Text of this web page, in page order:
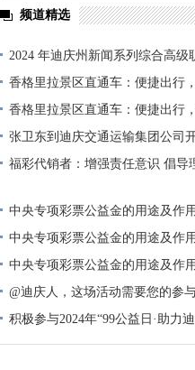
频道精选
2024 年迪庆州新闻系列综合高级
单公示
香格里拉景区直通车：便捷出行
香格里拉景区直通车：便捷出行
张卫东到迪庆交通运输集团公司
福彩代销者：增强责任意识 倡导
中央专项彩票公益金的用途及作
中央专项彩票公益金的用途及作
中央专项彩票公益金的用途及作
@迪庆人，这场活动需要您的参与
积极参与2024年“99公益日·助力
动倡议书